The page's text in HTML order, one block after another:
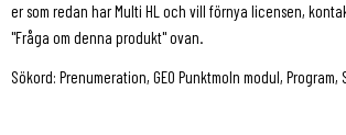
er som redan har Multi HL och vill förnya licensen,
"Fråga om denna produkt" ovan.
Sökord: Prenumeration, GEO Punktmoln modul, Program,